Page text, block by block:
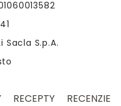
Sacla S.p.A.
RECEPTY RECENZIE